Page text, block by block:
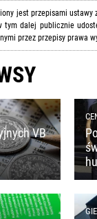
jest przepisami
dalej publicznie
przez przepisy prawa
VB